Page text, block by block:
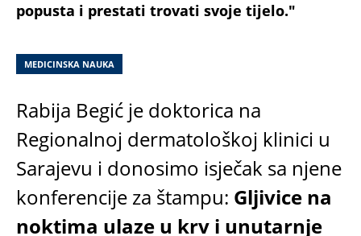
popusta i prestati trovati svoje tijelo."
MEDICINSKA NAUKA
Rabija Begić je doktorica na
Regionalnoj dermatološkoj klinici u
Sarajevu i donosimo isječak sa njene
konferencije za štampu: Gljivice na
noktima ulaze u krv i unutarnje